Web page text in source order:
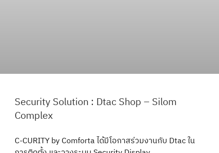
Security Solution : Dtac Shop – Silom
Complex